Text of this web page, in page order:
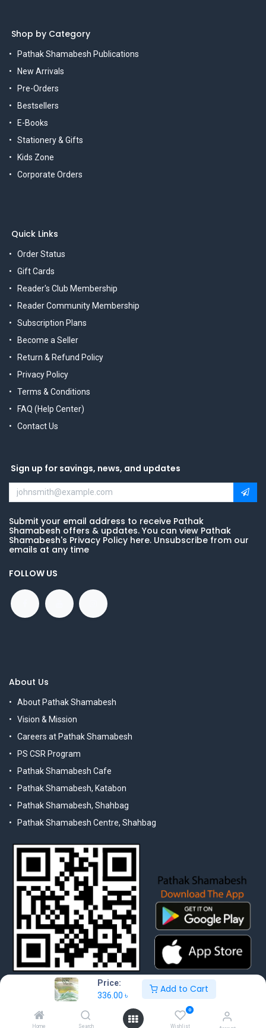
Price:
336.00 ৳
Add to Cart
Home Search
0
Wishlist
Shop by Category
Pathak Shamabesh Publications
New Arrivals
Pre-Orders
Bestsellers
E-Books
Stationery & Gifts
Kids Zone
Corporate Orders
Quick Links
Order Status
Gift Cards
Reader's Club Membership
Reader Community Membership
Subscription Plans
Become a Seller
Return & Refund Policy
Privacy Policy
Terms & Conditions
FAQ (Help Center)
Contact Us
Sign up for savings, news, and updates
Submit your email address to receive Pathak
Shamabesh offers & updates. You can view Pathak
Shamabesh's Privacy Policy here. Unsubscribe from our
emails at any time
FOLLOW US
About Us
About Pathak Shamabesh
Vision & Mission
Careers at Pathak Shamabesh
PS CSR Program
Pathak Shamabesh Cafe
Pathak Shamabesh, Katabon
Pathak Shamabesh, Shahbag
Pathak Shamabesh Centre, Shahbag
© 2025 Pathak Shamabesh. Developed by Metamorphosis Ltd. |